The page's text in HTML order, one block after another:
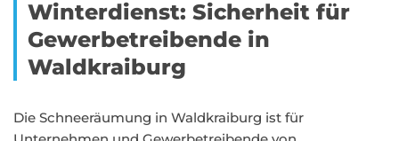
Winterdienst: Sicherheit für
Gewerbetreibende in
Waldkraiburg
Die Schneeräumung in Waldkraiburg ist für